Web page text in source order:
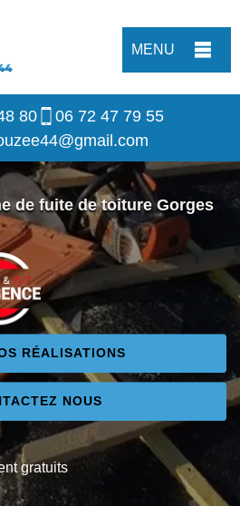
MENU
80
06 72 47 79 55
de fuite de toiture Gorges
RÉALISATIONS
NOUS
gratuits